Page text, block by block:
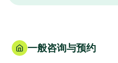
一般咨询与预约